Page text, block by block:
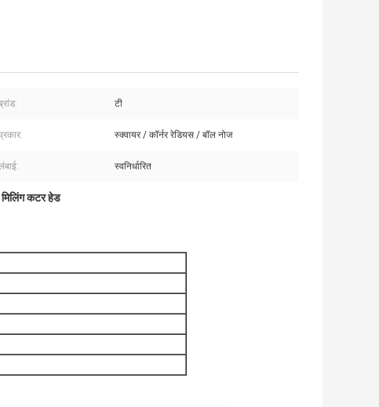
टी
स्क्वायर / कॉर्नर रेडियस / बॉल नोज
स्वनिर्धारित
मिलिंग कटर हेड